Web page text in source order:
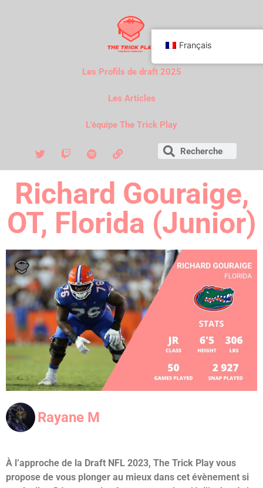
Les Profils de draft 2025
Les Articles
L'équipe The Trick Play
Richard Gouraige,
OT, Florida (Junior)
Rayane M
À l’approche de la Draft NFL 2023, The Trick Play vous
propose de vous plonger au mieux dans cet évènement si
Français